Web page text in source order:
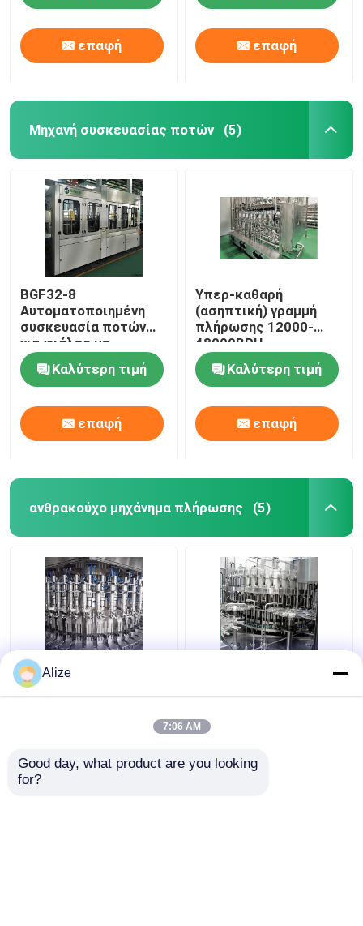
επαφή επαφή
Μηχανή συσκευασίας ποτών (5)
BGF32-8
Αυτοματοποιημένη
συσκευασία ποτών
για φιάλες με
λειτουργία κάλυψης
Καλύτερη τιμή
επαφή
Υπερ-καθαρή
(ασηπτική) γραμμή
πλήρωσης 12000-
48000BPH
Καλύτερη τιμή
επαφή
ανθρακούχο μηχάνημα πλήρωσης (5)
Αυτοματοποιημένη
μηχανή συμπλήρωσης
συσκευαστή
εμφιάλωσης για
Alize
7:06 AM
Good day, what product are you looking
for?